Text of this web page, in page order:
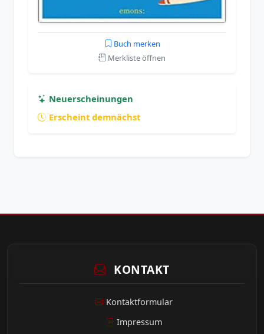
Buch merken
Merkliste öffnen
Neuerscheinungen
Erscheint demnächst
KONTAKT
Kontaktformular
Impressum